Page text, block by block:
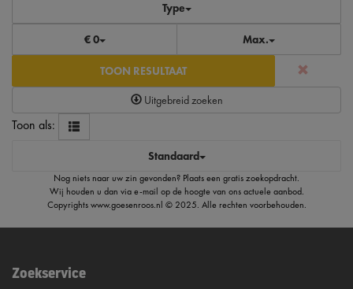
Type
€ 0 Max.
TOON RESULTAAT
Uitgebreid zoeken
Toon als:
Standaard
Nog niets naar uw zin gevonden? Plaats een gratis zoekopdracht.
Wij houden u dan via e-mail op de hoogte van ons actuele aanbod.
Copyrightswww.goesenroos.nl © 2025. Alle rechten voorbehouden.
Zoekservice